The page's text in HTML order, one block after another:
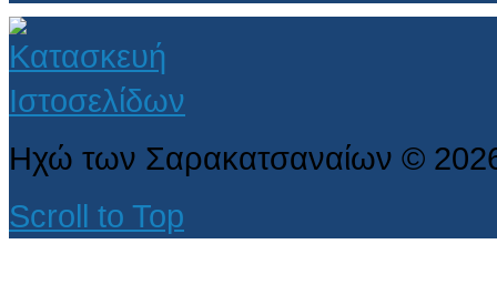
Ηχώ των Σαρακατσαναίων ©
Scroll to Top